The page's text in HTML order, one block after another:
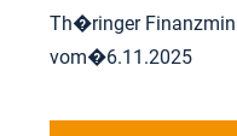
Th�ringer
vom�6.11.2025